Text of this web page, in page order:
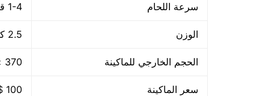
سرعة اللحام 1-4 قطعة/الدقيقة
الوزن 2.5 كجم
الحجم الخارجي للماكينة 370 × 140 × 73 مم
سعر الماكينة 100 $ او ما يعادله بالجنيه المصرى